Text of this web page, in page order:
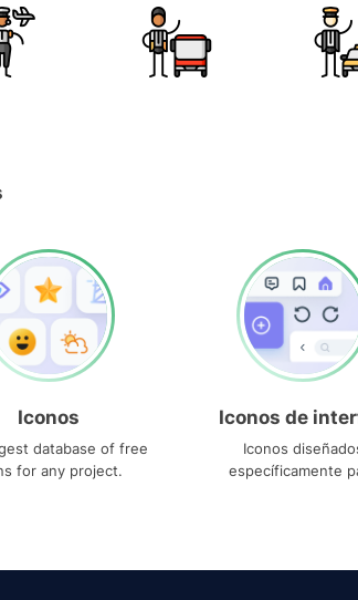
Iconos
database of free
for any project.
Iconos de
Iconos
específicamente